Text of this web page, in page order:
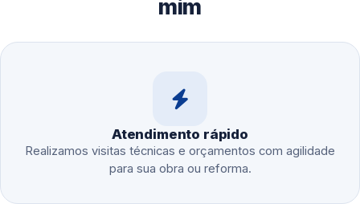
mim
Atendimento rápido
Realizamos visitas técnicas e orçamentos com agilidade
para sua obra ou reforma.